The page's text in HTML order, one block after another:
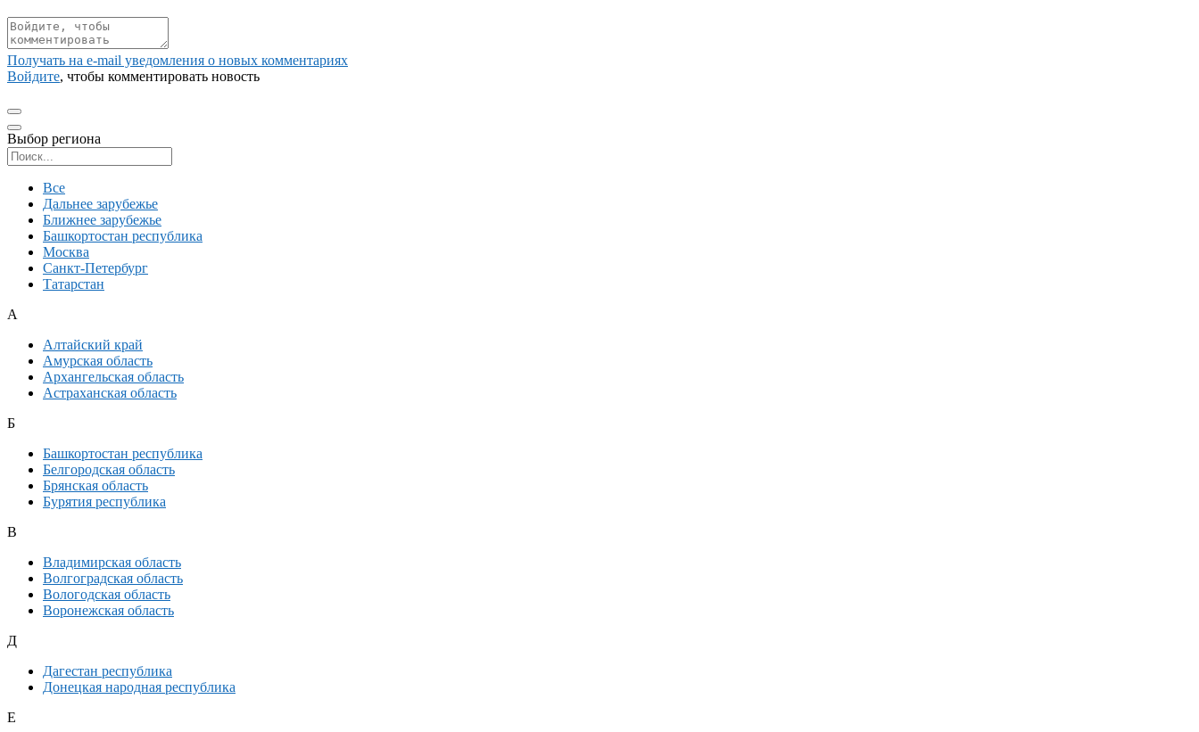
Получать на e‑mail уведомления о новых комментариях
Войдите, чтобы комментировать новость
Выбор региона
Все
Дальнее зарубежье
Ближнее зарубежье
Башкортостан республика
Москва
Санкт-Петербург
Татарстан
А
Алтайский край
Амурская область
Архангельская область
Астраханская область
Б
Башкортостан республика
Белгородская область
Брянская область
Бурятия республика
В
Владимирская область
Волгоградская область
Вологодская область
Воронежская область
Д
Дагестан республика
Донецкая народная республика
Е